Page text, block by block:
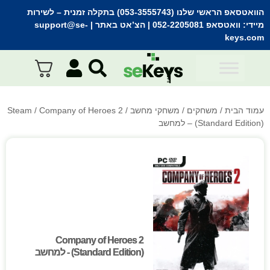
הוואטסאפ הראשי שלנו (053-3555743) בתקלה זמנית
– לשירות
מיידי: וואטסאפ 052-2205081 | הצ’אט באתר | support@se-
keys.com
עמוד הבית / משחקים / משחקי מחשב /
Steam / Company of Heroes 2
(Standard Edition) – למחשב
Company of Heroes 2
(Standard Edition) - למחשב
Company of Heroes 2
(Standard Edition) - למחשב